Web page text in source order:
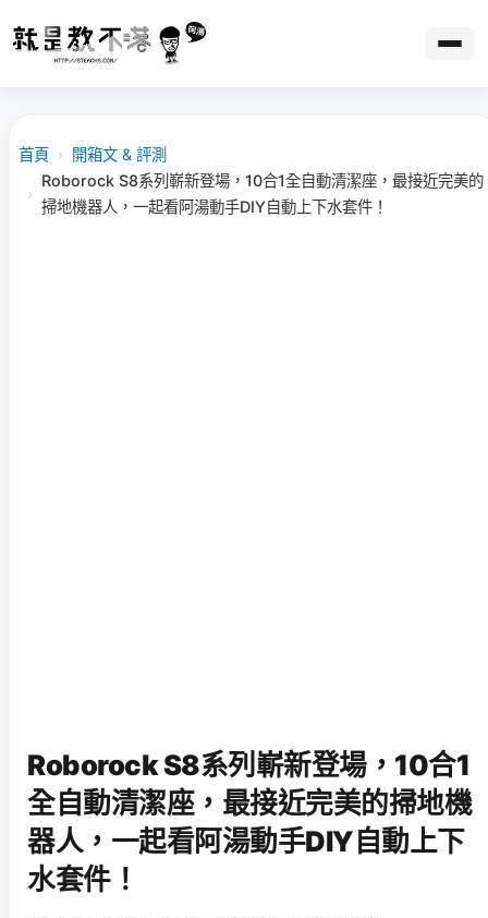
首頁 › 開箱文 & 評測
›
Roborock S8系列嶄新登場，10合1全自動清潔座，最接近完美的
掃地機器人，一起看阿湯動手DIY自動上下水套件！
Roborock S8系列嶄新登場，10合1
全自動清潔座，最接近完美的掃地機
器人，一起看阿湯動手DIY自動上下
水套件！